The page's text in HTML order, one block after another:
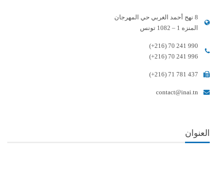
8 نهج أحمد الغربي حي المهرجان
المنزه 1 – 1082 تونس
(+216) 70 241 990
(+216) 70 241 996
(+216) 71 781 437
contact@inai.tn
العنوان